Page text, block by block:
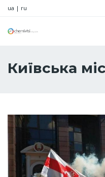
ua | ru
Київська